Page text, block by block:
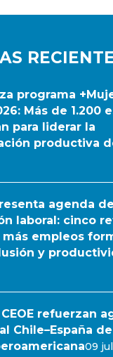
programa
Más de 1.200
para liderar la
productiva
agenda de
laboral: cinco
más empleos
y
CEOE refuerzan
Chile–España
09